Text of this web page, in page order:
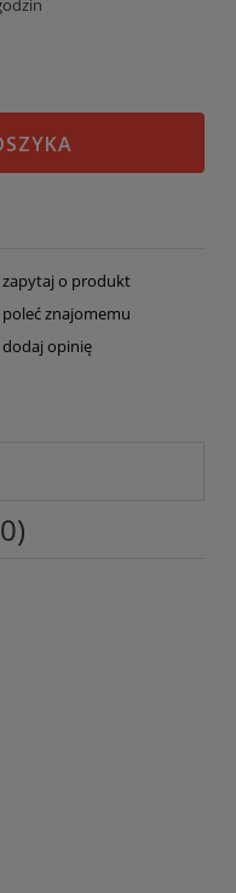
zapytaj o produkt
poleć znajomemu
dodaj opinię